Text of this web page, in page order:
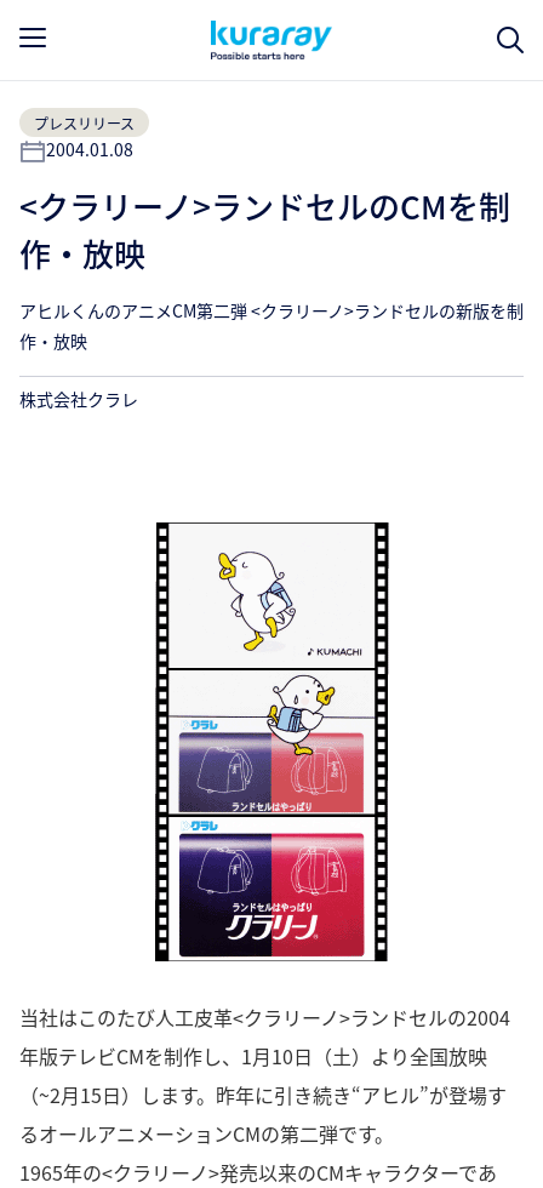
プレスリリース
2004.01.08
<クラリーノ>ランドセルのCMを制
作・放映
アヒルくんのアニメCM第二弾 <クラリーノ>ランドセルの新版を制
作・放映
株式会社クラレ
当社はこのたび人工皮革<クラリーノ>ランドセルの2004
年版テレビCMを制作し、1月10日（土）より全国放映
（~2月15日）します。昨年に引き続き“アヒル”が登場す
るオールアニメーションCMの第二弾です。
1965年の<クラリーノ>発売以来のCMキャラクターであ